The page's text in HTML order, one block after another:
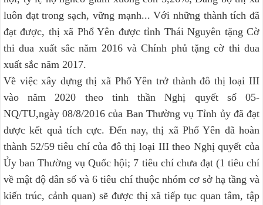
luôn đạt trong sạch, vững mạnh... Với những thành tích đã
đạt được, thị xã Phổ Yên được tỉnh Thái Nguyên tặng Cờ
thi đua xuất sắc năm 2016 và Chính phủ tặng cờ thi đua
xuất sắc năm 2017.
Về việc xây dựng thị xã Phổ Yên trở thành đô thị loại III
vào năm 2020 theo tinh thần Nghị quyết số 05-
NQ/TU,ngày 08/8/2016 của Ban Thường vụ Tỉnh ủy đã đạt
được kết quả tích cực. Đến nay, thị xã Phổ Yên đã hoàn
thành 52/59 tiêu chí của đô thị loại III theo Nghị quyết của
Ủy ban Thường vụ Quốc hội; 7 tiêu chí chưa đạt (1 tiêu chí
về mật độ dân số và 6 tiêu chí thuộc nhóm cơ sở hạ tầng và
kiến trúc, cảnh quan) sẽ được thị xã tiếp tục quan tâm, tập